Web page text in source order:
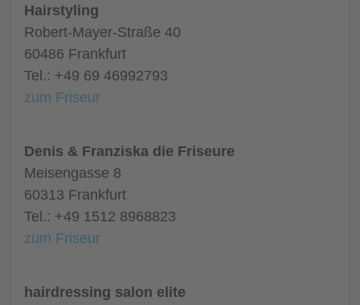
Hairstyling
Robert-Mayer-Straße 40
60486 Frankfurt
Tel.: +49 69 46992793
zum Friseur
Denis & Franziska die Friseure
Meisengasse 8
60313 Frankfurt
Tel.: +49 1512 8968823
zum Friseur
hairdressing salon elite